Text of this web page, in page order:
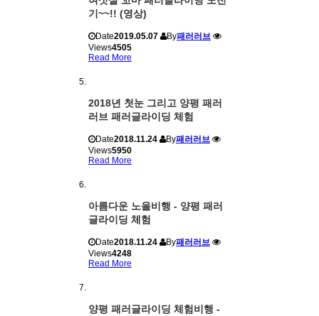
기~~!! (영상)
Date2019.05.07 By패러러브
Views4505
Read More
2018년 첫눈 그리고 양평 패러
러브 패러글라이딩 체험
Date2018.11.24 By패러러브
Views5950
Read More
아름다운 노을비행 - 양평 패러
글라이딩 체험
Date2018.11.24 By패러러브
Views4248
Read More
양평 패러글라이딩 체험비행 -